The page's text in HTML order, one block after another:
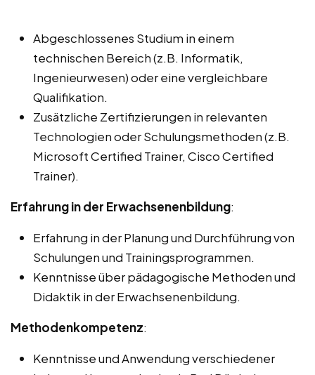
Abgeschlossenes Studium in einem
technischen Bereich (z.B. Informatik,
Ingenieurwesen) oder eine vergleichbare
Qualifikation.
Zusätzliche Zertifizierungen in relevanten
Technologien oder Schulungsmethoden (z.B.
Microsoft Certified Trainer, Cisco Certified
Trainer).
Erfahrung in der Erwachsenenbildung:
Erfahrung in der Planung und Durchführung von
Schulungen und Trainingsprogrammen.
Kenntnisse über pädagogische Methoden und
Didaktik in der Erwachsenenbildung.
Methodenkompetenz:
Kenntnisse und Anwendung verschiedener